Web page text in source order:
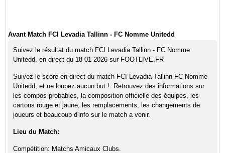
Avant Match FCI Levadia Tallinn - FC Nomme Unitedd
Suivez le résultat du match FCI Levadia Tallinn - FC Nomme
Unitedd, en direct du 18-01-2026 sur FOOTLIVE.FR
Suivez le score en direct du match FCI Levadia Tallinn FC Nomme
Unitedd, et ne loupez aucun but !. Retrouvez des informations sur
les compos probables, la composition officielle des équipes, les
cartons rouge et jaune, les remplacements, les changements de
joueurs et beaucoup d'info sur le match a venir.
Lieu du Match:
Compétition: Matchs Amicaux Clubs.